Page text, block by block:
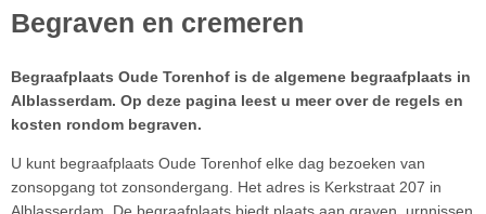
Begraven en cremeren
Begraafplaats Oude Torenhof is de algemene begraafplaats in
Alblasserdam. Op deze pagina leest u meer over de regels en
kosten rondom begraven.
U kunt begraafplaats Oude Torenhof elke dag bezoeken van
zonsopgang tot zonsondergang. Het adres is Kerkstraat 207 in